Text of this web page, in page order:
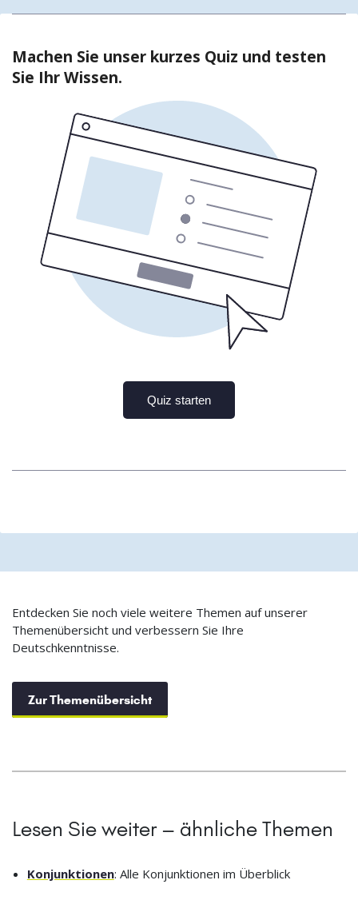
Entdecken Sie noch viele weitere Themen auf unserer
Themenübersicht und verbessern Sie Ihre
Deutschkenntnisse.
Zur Themenübersicht
Lesen Sie weiter – ähnliche Themen
Konjunktionen: Alle Konjunktionen im Überblick